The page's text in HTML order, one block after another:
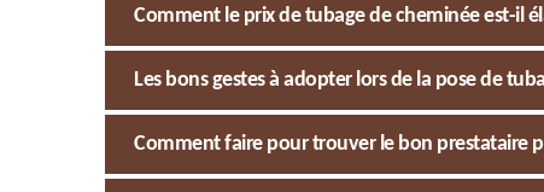
Comment le prix de tubage de cheminée est-il
Les bons gestes à adopter lors de la pose de
Comment faire pour trouver le bon prestataire